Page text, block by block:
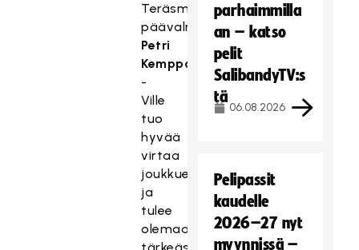
Teräsmiesten
päävalmentaja
Petri
Kemppainen.
-
Ville
tuo
hyvää
virtaa
joukkueeseen
ja
tulee
olemaan
parhaimmilla
an – katso
pelit
SalibandyTV:s
tä
06.08.2026
Pelipassit
kaudelle
2026–27 nyt
myynnissä –